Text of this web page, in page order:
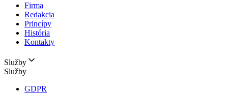
Firma
Redakcia
Princípy
História
Kontakty
Služby
Služby
GDPR